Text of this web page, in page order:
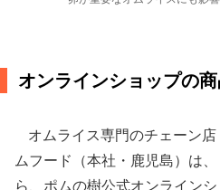
オンラインショップの
オムライス専門のチェーン
ムフード（本社・鹿児島）は
ら、ポムの樹公式オンライン